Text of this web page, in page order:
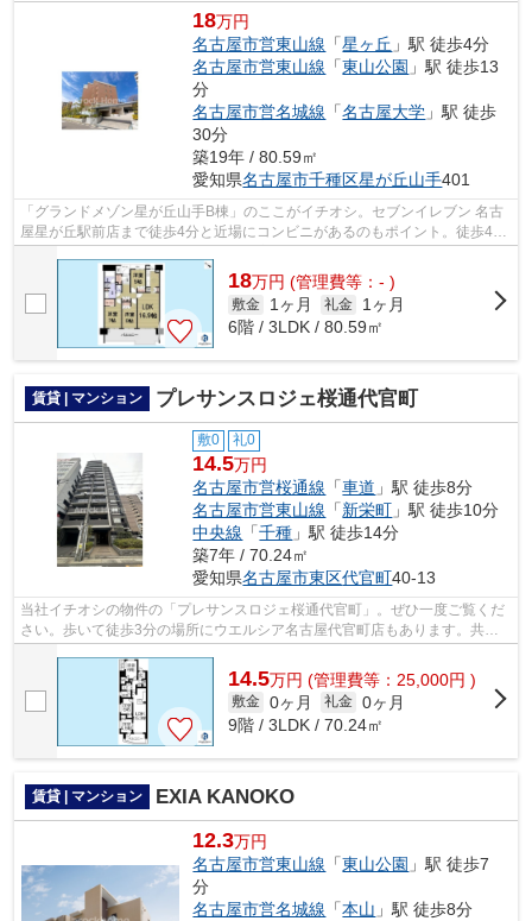
18万円
名古屋市営東山線 「星ヶ丘 」駅 徒歩4分
名古屋市営東山線 「東山公園 」駅 徒歩13
分
名古屋市営名城線 「名古屋大学 」駅 徒歩
30分
築19年 / 80.59㎡
愛知県名古屋市千種区星が丘山手401
「グランドメゾン星が丘山手B棟」のここがイチオシ。セブンイレブン 名古
屋星が丘駅前店まで徒歩4分と近場にコンビニがあるのもポイント。徒歩4分
18万円 (管理費等：- )
敷金 1ヶ月 礼金
1ヶ月
6階 / 3LDK / 80.59㎡
賃貸 | マンション プレサンスロジェ桜通代官町
敷0 礼0
14.5万円
名古屋市営桜通線 「車道 」駅 徒歩8分
名古屋市営東山線 「新栄町 」駅 徒歩10分
中央線 「千種 」駅 徒歩14分
築7年 / 70.24㎡
愛知県名古屋市東区代官町40-13
当社イチオシの物件の「プレサンスロジェ桜通代官町」。ぜひ一度ご覧くだ
さい。歩いて徒歩3分の場所にウエルシア名古屋代官町店もあります。共用
14.5万円 (管理費等：25,000円 )
敷金 0ヶ月 礼金 0ヶ月
9階 / 3LDK / 70.24㎡
賃貸 | マンション EXIA KANOKO
12.3万円
名古屋市営東山線 「東山公園 」駅 徒歩7
分
名古屋市営名城線 「本山 」駅 徒歩8分